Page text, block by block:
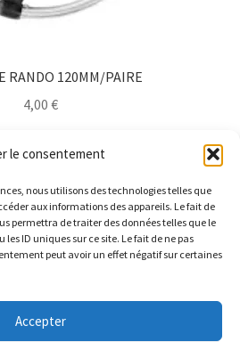
le consentement
nous utilisons des technologies telles que
aux informations des appareils. Le fait de
permettra de traiter des données telles que le
ID uniques sur ce site. Le fait de ne pas
peut avoir un effet négatif sur certaines
Accepter
du
RANDO 120MM/PAIRE
4,00 €
au panier
-Conditions générales de vente et